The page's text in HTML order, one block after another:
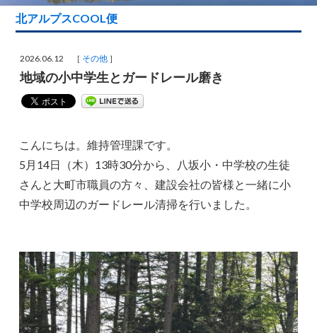
i
北アルプスCOOL便
2026.06.12 ［ その他 ］
地域の小中学生とガードレール磨き
こんにちは。維持管理課です。
5月14日（木）13時30分から、八坂小・中学校の生徒
さんと大町市職員の方々、建設会社の皆様と一緒に小
中学校周辺のガードレール清掃を行いました。